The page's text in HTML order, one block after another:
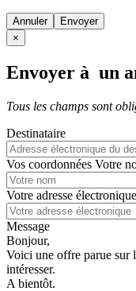
Annuler
×
Envoyer à un
Tous les champs sont
Destinataire
Vos coordonnées Votre
Votre adresse électronique
Message
Bonjour,
Voici une offre parue sur
intéresser.
A bientôt.